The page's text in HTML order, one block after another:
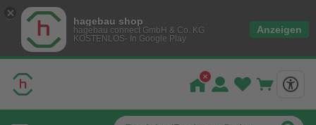
hagebau shop
hagebau connect GmbH & Co. KG
KOSTENLOS- In Google Play
Anzeigen